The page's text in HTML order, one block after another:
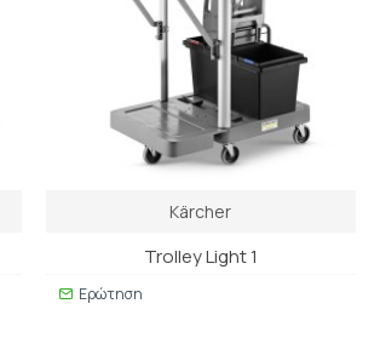
Kärcher
Trolley Light 1
Ερώτηση